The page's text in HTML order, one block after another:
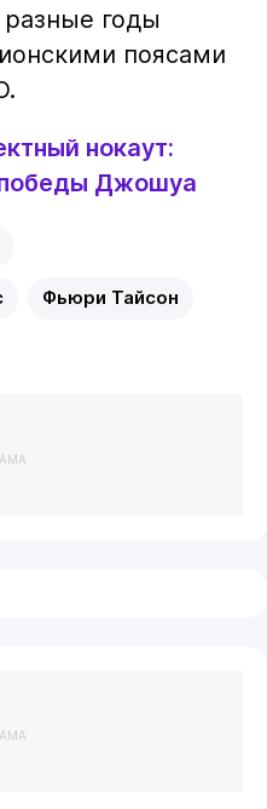
годы
поясами
нокаут:
Джошуа
Фьюри Тайсон